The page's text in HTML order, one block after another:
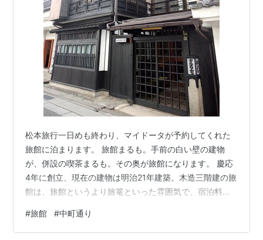
松本旅行一日めも終わり、マイドータが予約してくれた
旅館に泊まります。 旅館まるも。手前の白い壁の建物
が、併設の喫茶まるも。その奥が旅館になります。 慶応
4年に創立、現在の建物は明治21年建築。木造三階建の旅
館は、旅館というより旅篭といった雰囲気で、宿泊料も
されておらず、Webサイトもなし、予約は直電のみ。な
かなか予約の取れない宿だそうですが、この日は直前で
#旅館 #中町通り